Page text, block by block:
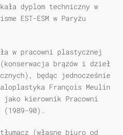
dyplom techniczny w
EST-ESM w Paryżu
w pracowni plastycznej
brązów i dzieł
będąc jednocześnie
François Meulin
jako kierownik Pracowni
(1989-90).
(własne biuro od